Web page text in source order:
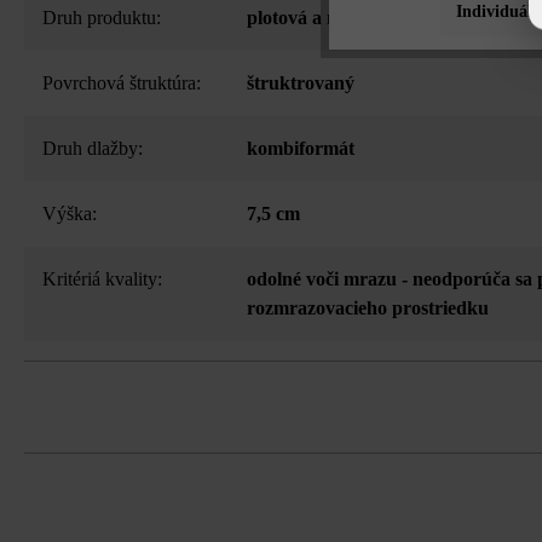
Druh produktu: plotová a múrová tvárnica
Povrchová štruktúra: štruktrovaný
Druh dlažby: kombiformát
Výška: 7,5 cm
Kritériá kvality:
odolné voči mrazu - neodporúča sa
rozmrazovacieho prostriedku
Upozornenie pre objednávku: Pri